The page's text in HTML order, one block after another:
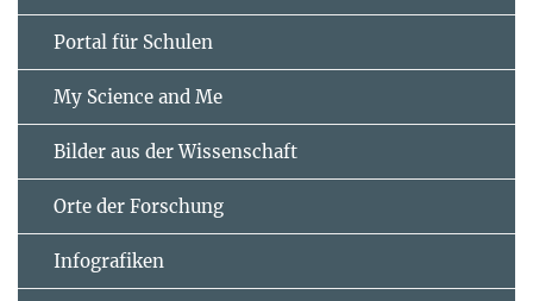
Portal für Schulen
My Science and Me
Bilder aus der Wissenschaft
Orte der Forschung
Infografiken